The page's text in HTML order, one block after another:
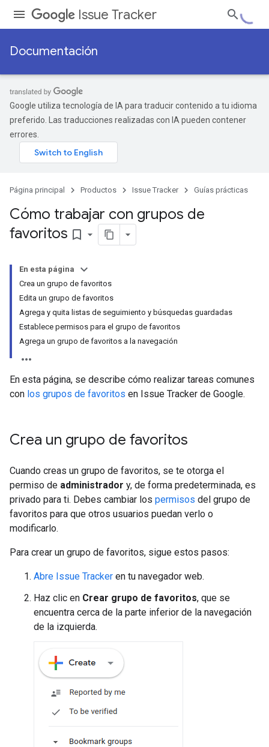
Issue Tracker
Documentación
Google utiliza tecnología de IA para traducir contenido a tu idioma
preferido. Las traducciones realizadas con IA pueden contener
errores.
Página principal Productos Issue Tracker Guías prácticas
Cómo trabajar con grupos de
favoritos bookmark_border
En esta página
Crea un grupo de favoritos
Edita un grupo de favoritos
Agrega y quita listas de seguimiento y búsquedas guardadas
Establece permisos para el grupo de favoritos
Agrega un grupo de favoritos a la navegación
En esta página, se describe cómo realizar tareas comunes
con los grupos de favoritos en Issue Tracker de Google.
Crea un grupo de favoritos
Cuando creas un grupo de favoritos, se te otorga el
permiso de administrador y, de forma predeterminada, es
privado para ti. Debes cambiar los permisos del grupo de
favoritos para que otros usuarios puedan verlo o
modificarlo.
Para crear un grupo de favoritos, sigue estos pasos:
Abre Issue Tracker en tu navegador web.
Haz clic en Crear grupo de favoritos, que se
encuentra cerca de la parte inferior de la navegación
de la izquierda.